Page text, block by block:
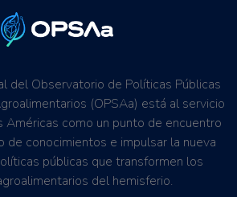
del Observatorio de Políticas Públicas
(OPSAa) está al servicio
Américas como un punto de encuentro
de conocimientos e impulsar la nueva
públicas que transformen los
del hemisferio.